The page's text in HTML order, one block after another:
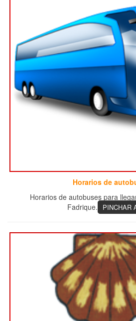
Horarios de
Horarios de autobuses para
Fadrique.
PINCHAR